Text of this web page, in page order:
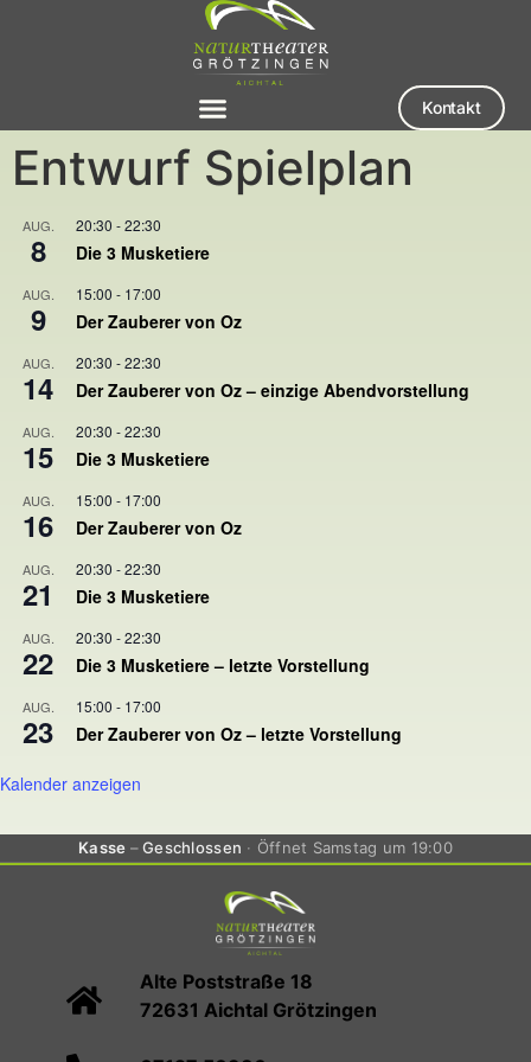
Kontakt
Entwurf Spielplan
AUG.
8
20:30 -22:30
Die 3 Musketiere
AUG.
9
15:00 - 17:00
Der Zauberer von Oz
AUG.
14
20:30 -22:30
Der Zauberer von Oz – einzige Abendvorstellung
AUG.
15
20:30 -22:30
Die 3 Musketiere
AUG.
16
15:00 - 17:00
Der Zauberer von Oz
AUG.
21
20:30 -22:30
Die 3 Musketiere
AUG.
22
20:30 -22:30
Die 3 Musketiere – letzte Vorstellung
AUG.
23
15:00 - 17:00
Der Zauberer von Oz – letzte Vorstellung
Kalender anzeigen
Kasse Geschlossen Öffnet Samstag um 19:00
Alte Poststraße 18
72631 Aichtal Grötzingen